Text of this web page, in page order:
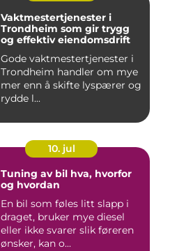
Vaktmestertjenester i
Trondheim som gir trygg
og effektiv eiendomsdrift
Gode vaktmestertjenester i
Trondheim handler om mye
mer enn å skifte lyspærer og
rydde l...
10. jul
Tuning av bil hva, hvorfor
og hvordan
En bil som føles litt slapp i
draget, bruker mye diesel
eller ikke svarer slik føreren
ønsker, kan o...